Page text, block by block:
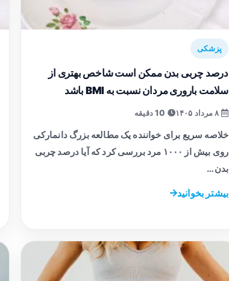
پزشکی
درصد چربی بدن ممکن است شاخص بهتری از
سلامت باروری مردان نسبت به BMI باشد
خلاصه سریع برای خواننده یک مطالعه بزرگ دانمارکی
روی بیش از ۱۰۰۰ مرد بررسی کرد که آیا درصد چربی
بدن…
بیشتر بخوانید